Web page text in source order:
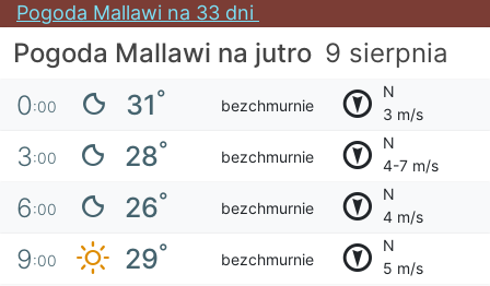
Pogoda Mallawi na 33 dni
Pogoda Mallawi na jutro 9 sierpnia
0:00 31° bezchmurnie
N
3 m/s
3:00 28° bezchmurnie
N
4-7 m/s
6:00 26° bezchmurnie
N
4 m/s
9:00 29° bezchmurnie
N
5 m/s